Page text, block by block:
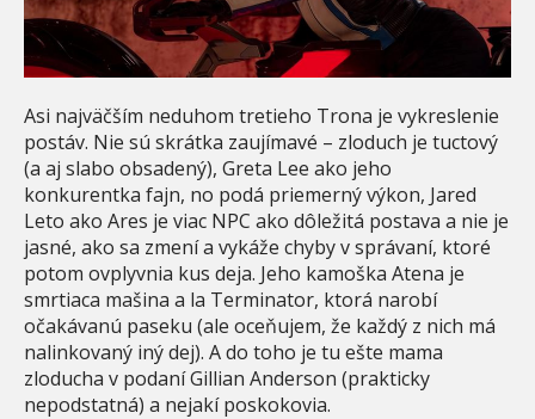
Asi najväčším neduhom tretieho Trona je vykreslenie
postáv. Nie sú skrátka zaujímavé – zloduch je tuctový
(a aj slabo obsadený), Greta Lee ako jeho
konkurentka fajn, no podá priemerný výkon, Jared
Leto ako Ares je viac NPC ako dôležitá postava a nie je
jasné, ako sa zmení a vykáže chyby v správaní, ktoré
potom ovplyvnia kus deja. Jeho kamoška Atena je
smrtiaca mašina a la Terminator, ktorá narobí
očakávanú paseku (ale oceňujem, že každý z nich má
nalinkovaný iný dej). A do toho je tu ešte mama
zloducha v podaní Gillian Anderson (prakticky
nepodstatná) a nejakí poskokovia.